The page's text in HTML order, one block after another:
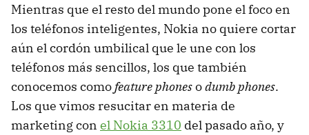
Mientras que el resto del mundo pone el foco en
los teléfonos inteligentes, Nokia no quiere cortar
aún el cordón umbilical que le une con los
teléfonos más sencillos, los que también
conocemos comofeature phonesodumb phones.
Los que vimos resucitar en materia de
marketing con el Nokia 3310 del pasado año, y